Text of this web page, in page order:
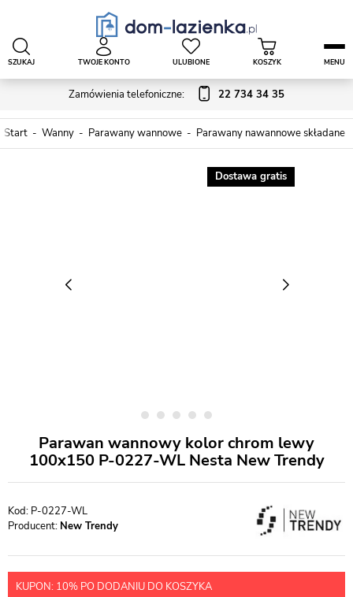
Zamówienia telefoniczne: 22 734 34 35
SZUKAJ TWOJE KONTO ULUBIONE KOSZYK MENU
Start Wanny Parawany wannowe Parawany nawannowe składane
Dostawa gratis
Parawan wannowy kolor chrom lewy
100x150 P-0227-WL Nesta New Trendy
P-0227-WL
Producent: New Trendy
KUPON: 10% PO DODANIU DO KOSZYKA